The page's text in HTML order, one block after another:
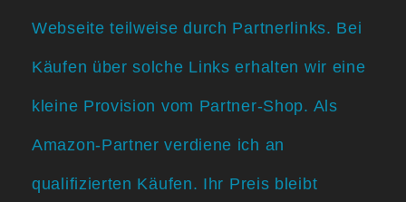
Webseite teilweise durch Partnerlinks. Bei
Käufen über solche Links erhalten wir eine
kleine Provision vom Partner-Shop. Als
Amazon-Partner verdiene ich an
qualifizierten Käufen. Ihr Preis bleibt